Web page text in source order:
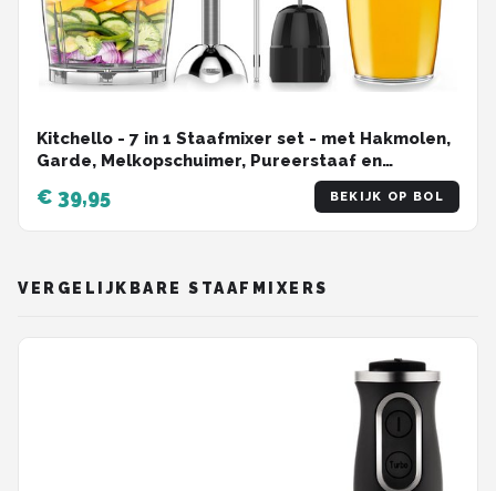
Kitchello - 7 in 1 Staafmixer set - met Hakmolen,
Garde, Melkopschuimer, Pureerstaaf en
Maatbeker - Soepmaker - Handmixer & Blender
- 8 Snelheden - 1000W - Zwart - RVS
€ 39,95 BEKIJK OP BOL
VERGELIJKBARE STAAFMIXERS